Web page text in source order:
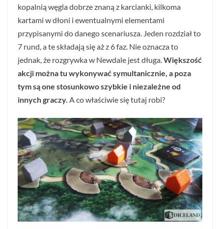
kopalnią węgla dobrze znaną z karcianki, kilkoma
kartami w dłoni i ewentualnymi elementami
przypisanymi do danego scenariusza. Jeden rozdział to
7 rund, a te składają się aż z 6 faz. Nie oznacza to
jednak, że rozgrywka w Newdale jest długa.Większość
akcji można tu wykonywać symultanicznie, a poza
tym są one stosunkowo szybkie i niezależne od
innych graczy. A co właściwie się tutaj robi?